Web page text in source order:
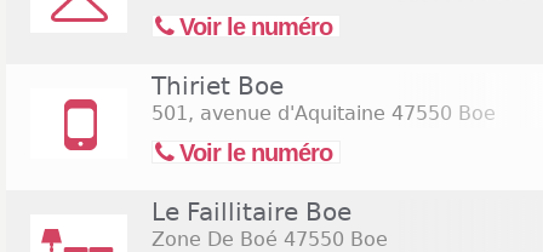
Voir le numéro
Thiriet Boe
501, avenue d'Aquitaine 47550 Boe
Voir le numéro
Le Faillitaire Boe
Zone De Boé 47550 Boe